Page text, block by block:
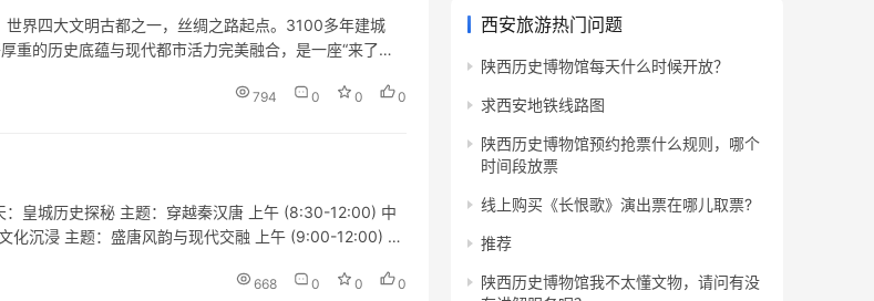
界四大文明古都之一，丝绸之路起点。3100多年建城
重的历史底蕴与现代都市活力完美融合，是一座“来了就
794 0 0 0
皇城历史探秘 主题：穿越秦汉唐 上午 (8:30-12:00) 中
沉浸 主题：盛唐风韵与现代交融 上午 (9:00-12:00) 中
668 0 0 0
西安旅游热门问题
陕西历史博物馆每天什么时候开放？
求西安地铁线路图
陕西历史博物馆预约抢票什么规则，哪个
时间段放票
线上购买《长恨歌》演出票在哪儿取票?
推荐
陕西历史博物馆我不太懂文物，请问有没